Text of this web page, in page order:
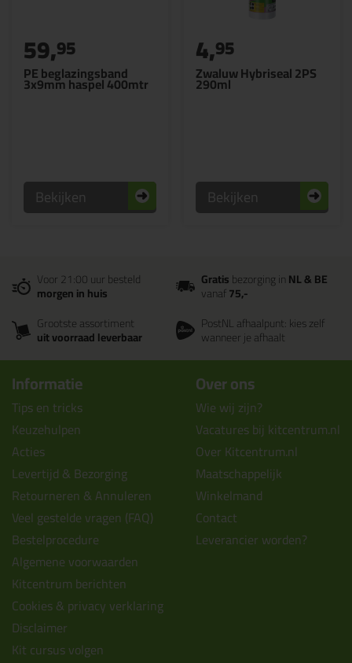
PE beglazingsband
3x9mm haspel 400mtr
59,95
Bekijken
Zwaluw Hybriseal 2PS
290ml
4,95
Bekijken
Voor 21:00 uur besteld
morgen in huis
Gratisbezorging inNL & BE
vanaf75,-
Grootste assortiment
uit voorraad leverbaar
PostNL afhaalpunt: kies zelf
wanneer je afhaalt
Informatie
Tips en tricks
Keuzehulpen
Acties
Levertijd & Bezorging
Retourneren & Annuleren
Veel gestelde vragen (FAQ)
Bestelprocedure
Algemene voorwaarden
Kitcentrum berichten
Cookies & privacy verklaring
Disclaimer
Kit cursus volgen
Over ons
Wie wij zijn?
Vacatures bij kitcentrum.nl
Over Kitcentrum.nl
Maatschappelijk
Winkelmand
Contact
Leverancier worden?